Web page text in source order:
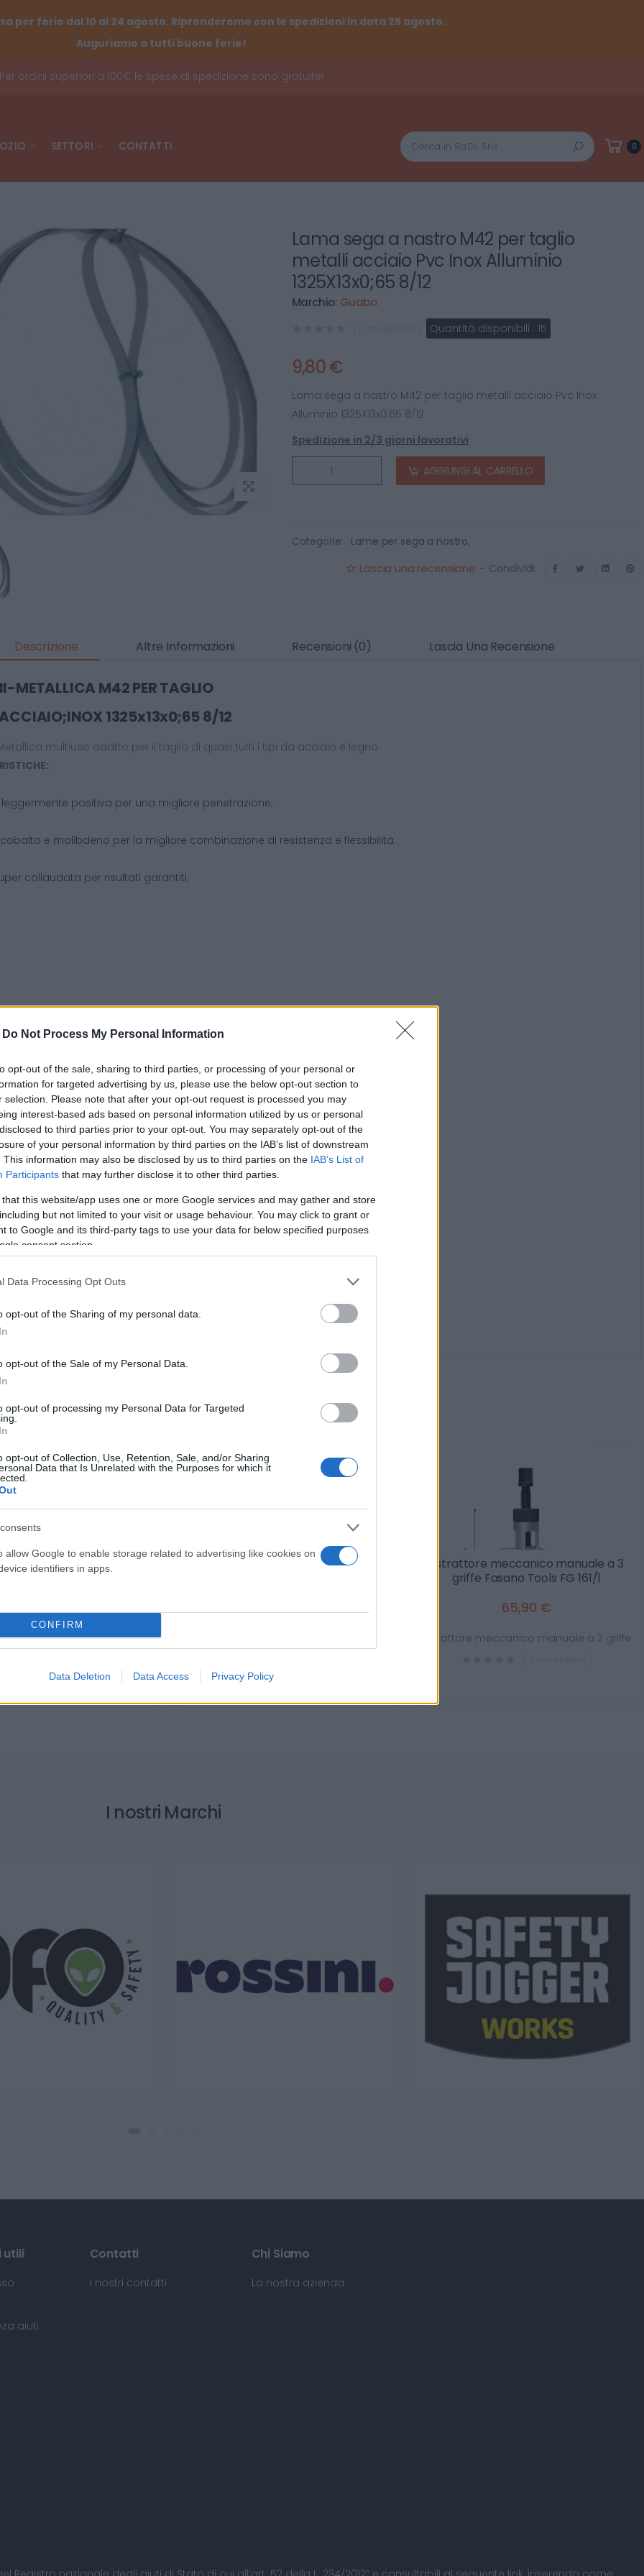
Do Not Process My Personal Information
opt-out of the sale, sharing to third parties, or processing of your personal or
for targeted advertising by us, please use the below opt-out section to
selection. Please note that after your opt-out request is processed you may
interest-based ads based on personal information utilized by us or personal
to third parties prior to your opt-out. You may separately opt-out of the
of your personal information by third parties on the IAB’s list of downstream
This information may also be disclosed by us to third parties on the IAB’s List of
Participants that may further disclose it to other third parties.
that this website/app uses one or more Google services and may gather and store
but not limited to your visit or usage behaviour. You may click to grant or
to Google and its third-party tags to use your data for below specified purposes
consent section.
Data Processing Opt Outs
opt-out of the Sharing of my personal data.
opt-out of the Sale of my Personal Data.
opt-out of processing my Personal Data for Targeted
opt-out of Collection, Use, Retention, Sale, and/or Sharing
Data that Is Unrelated with the Purposes for which it
allow Google to enable storage related to advertising like cookies on
identifiers in apps.
CONFIRM
Data Deletion Data Access Privacy Policy
per ferie dal 10 al 24 agosto. Riprenderemo con le spedizioni in data 25 agosto.
Auguriamo a tutti buone ferie!
Per ordini superiori a 100€ le spese di spedizione sono gratuite!
SETTORI CONTATTI
Cerca
0
Lama sega a nastro M42 per taglio
metalli acciaio Pvc Inox Alluminio
1325X13x0;65 8/12
Marchio: Guabo
Quantità disponibili : 15
9,80 €
Lama sega a nastro M42 per taglio metalli acciaio Pvc Inox
Alluminio 1325X13x0;65 8/12
Spedizione in 2/3 giorni lavorativi
AGGIUNGI AL CARRELLO
Categorie: Lame per sega a nastro,
Lascia una recensione - Condividi:
Descrizione Altre Informazioni Recensioni (0) Lascia Una Recensione
METALLICA M42 PER TAGLIO
1325x13x0;65 8/12
multiuso adatto per il taglio di quasi tutti i tipi da acciaio e legno.
positiva per una migliore penetrazione;
e molibdeno per la migliore combinazione di resistenza e flessibilità;
collaudata per risultati garantiti;
ottone e rame
Potrebbero piacerti anche
2 griffe oscillanti Fasano
a 2 griffe oscillanti
Estrattori a 3 griffe oscillanti Fasano
Estrattore meccanico manuale a 3
griffe Fasano Tools FG 161/1
65,90 €
Estrattore meccanico manuale a 3 griffe
I nostri Marchi
utili
aiuti
Contatti
I nostri contatti
Chi Siamo
La nostra azienda